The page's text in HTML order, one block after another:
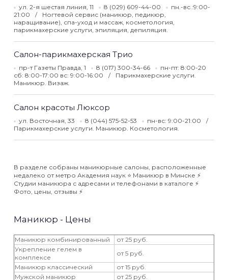
ул. 2-я шестая линия, 11 8 (029) 609-44-00
пн.-вс.:9:00-
21:00
Ногтевой сервис (маникюр, педикюр,
наращивание), спа-уход и массаж, косметология,
парикмахерские услуги, эпиляция, депиляция.
Салон-парикмахерская Трио
пр-т Газеты Правда, 1 8 (017) 300-34-66
пн-пт: 8:00-20
сб: 8:00-17:00 вс: 9:00-16:00
Парикмахерские услуги.
Маникюр. Визаж.
Салон красоты Люксор
ул. Восточная, 33 8 (044) 575-52-53
пн-вс: 9:00-21:00
Парикмахерские услуги. Маникюр. Косметология.
В разделе собраны маникюрные салоны, расположенные
недалеко от метро Академия наук ⭐️ Маникюр в Минске ⚡️
Студии маникюра с адресами и телефонами в каталоге ⚡️
Фото, цены, отзывы ⚡️
Маникюр - Цены
Маникюр комбинированный
от 25 руб.
Укрепление гелем в
комплексе
от 5 руб.
Маникюр классический
от 15 руб.
Мужской маникюр
от 25 руб.